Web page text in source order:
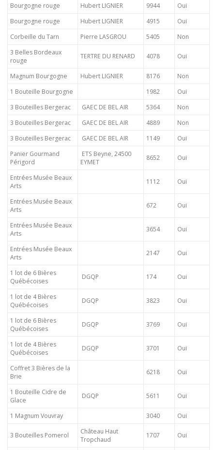
Bourgogne rouge
Hubert LIGNIER 9944
Oui
Bourgogne rouge
Hubert LIGNIER 4915
Oui
Corbeille du Tarn
Pierre LASGROU 5405
Non
3 Belles Bordeaux
rouge
TERTRE DU RENARD 4078 Oui
Magnum Bourgogne Hubert LIGNIER 8176
Non
1 Bouteille Bourgogne
1982
Oui
3 Bouteilles Bergerac
GAEC DE BEL AIR 5364
Non
3 Bouteilles Bergerac
GAEC DE BEL AIR 4889
Non
3 Bouteilles Bergerac
GAEC DE BEL AIR 1149
Oui
Panier Gourmand
Périgord
ETS Beyne, 24500
EYMET
8652 Oui
Entrées Musée Beaux
Arts
1112 Oui
Entrées Musée Beaux
Arts
672 Oui
Entrées Musée Beaux
Arts
3654 Oui
Entrées Musée Beaux
Arts
2147 Oui
1 lot de 6 Bières
Québécoises
DGQP 174 Oui
1 lot de 4 Bières
Québécoises
DGQP 3823 Oui
1 lot de 6 Bières
Québécoises
DGQP 3769 Oui
1 lot de 4 Bières
Québécoises
DGQP 3701 Oui
Coffret 3 Bières de la
Brie
6218 Oui
1 Bouteille Cidre de
Glace
DGQP 5611 Oui
1 Magnum Vouvray 3040 Oui
3 Bouteilles Pomerol
Château Haut
Tropchaud
1707 Oui